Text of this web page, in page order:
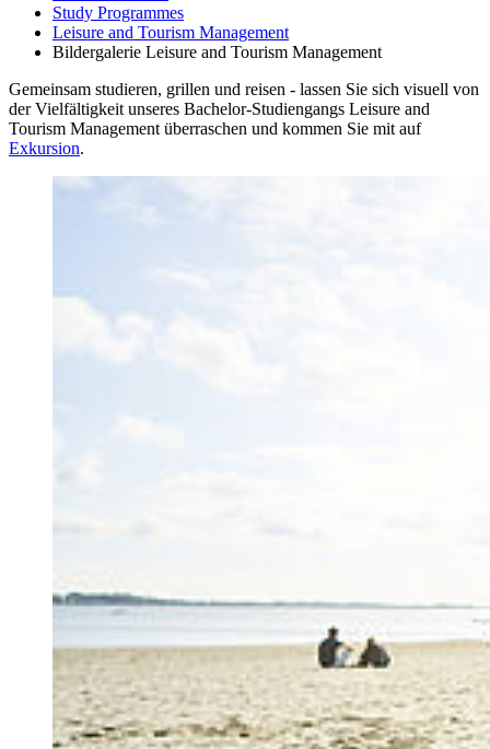
Study Programmes
Leisure and Tourism Management
Bildergalerie Leisure and Tourism Management
Gemeinsam studieren, grillen und reisen - lassen Sie sich visuell von
der Vielfältigkeit unseres Bachelor-Studiengangs Leisure and
Tourism Management überraschen und kommen Sie mit auf
Exkursion.